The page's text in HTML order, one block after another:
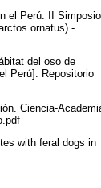
el Perú. II Simposio
ornatus) -
del oso de
Perú]. Repositorio
Ciencia-
with feral dogs in